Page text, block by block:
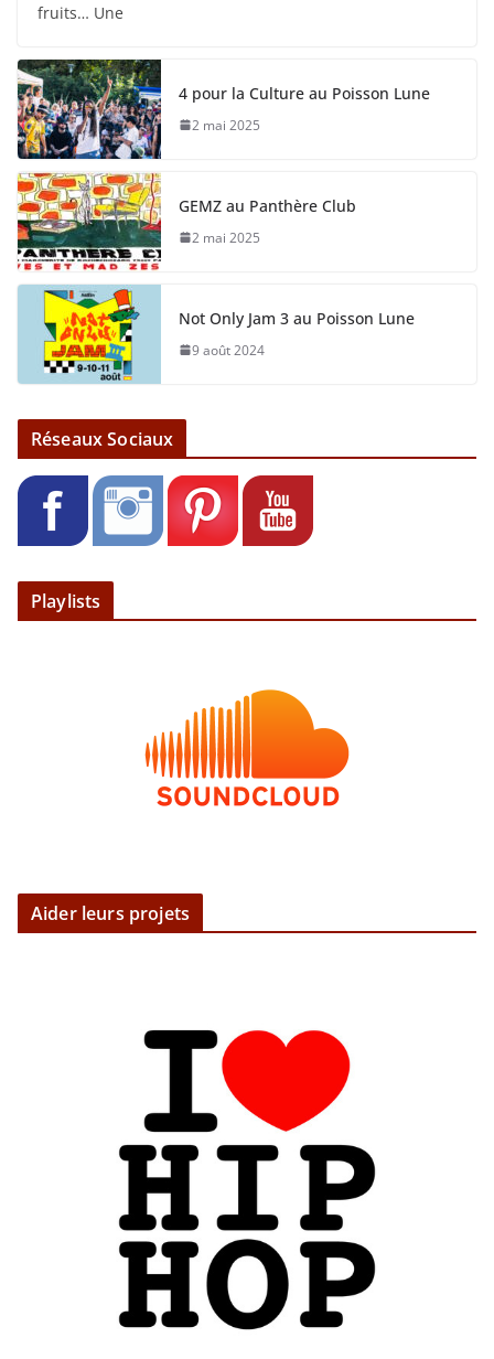
fruits… Une
4 pour la Culture au Poisson Lune
2 mai 2025
GEMZ au Panthère Club
2 mai 2025
Not Only Jam 3 au Poisson Lune
9 août 2024
Réseaux Sociaux
Playlists
Aider leurs projets